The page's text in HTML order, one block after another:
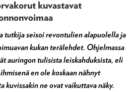
kuvastavat
tutkija seisoi revontulien alapuolella ja
kukan terälehdet. Ohjelmassa
auringon tulisista leiskahduksista, eli
en ole koskaan nähnyt
kuvissakin ne ovat vaikuttava näky.